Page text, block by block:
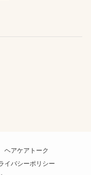
ヘアケアトーク
イバシーポリシー